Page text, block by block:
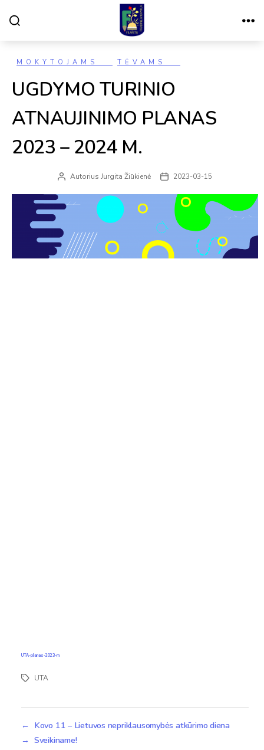
Kategorijos
MOKYTOJAMS TĖVAMS
UGDYMO TURINIO
ATNAUJINIMO PLANAS
2023 – 2024 M.
ĮrašoAutoriusJurgita Žiūkienė
Įrašo2023-03-15
UTA-planas-2023-m
Žymos
UTA
← Kovo 11 – Lietuvos nepriklausomybės atkūrimo diena
→ Sveikiname!